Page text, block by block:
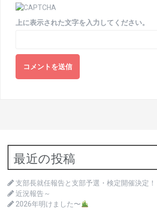
上に表示された文字を入力してください。
最近の投稿
支部長就任報告と支部予選・検定開催決定！
近況報告～
2026年明けました〜